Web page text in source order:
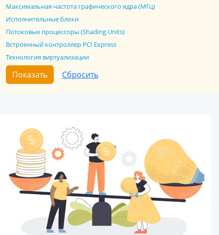
Максимальная частота графического ядра (МГц)
Исполнительные блоки
Потоковые процессоры (Shading Units)
Встроенный контроллер PCI Express
Технология виртуализации